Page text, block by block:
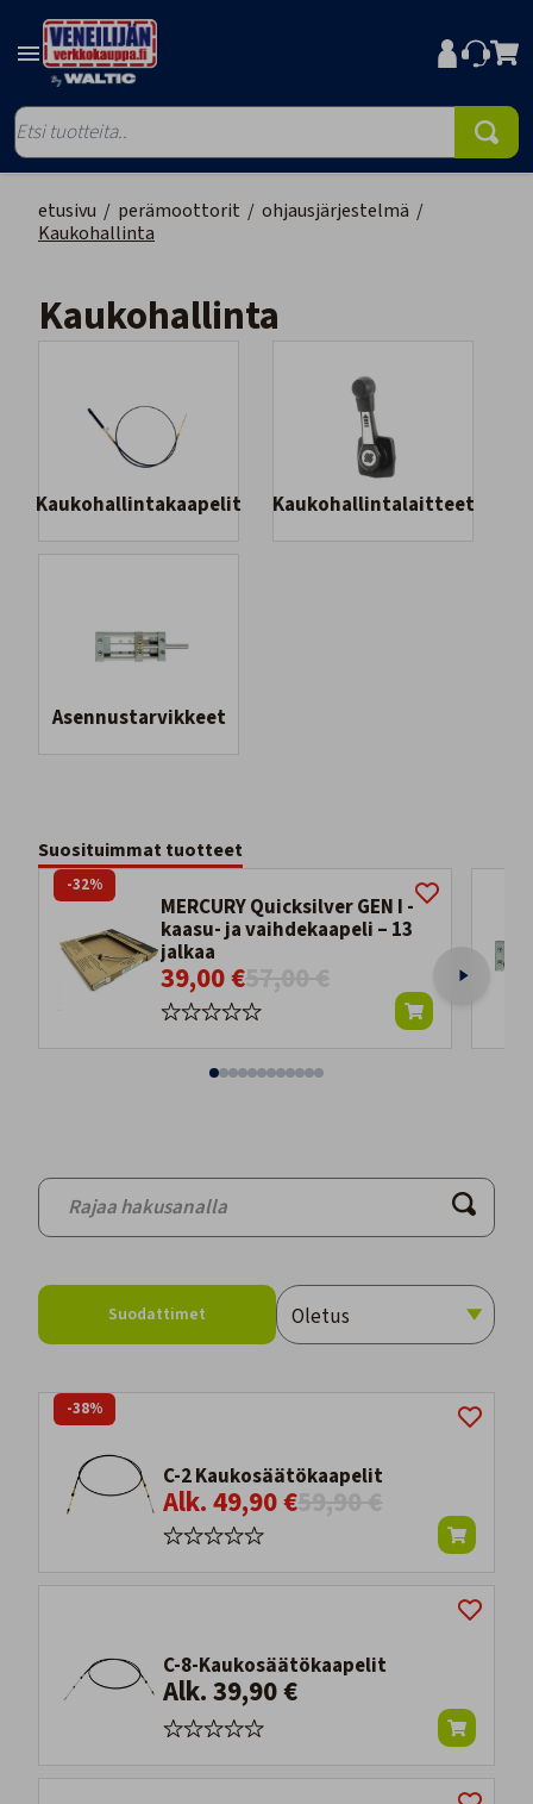
etusivu / perämoottorit / ohjausjärjestelmä /
Kaukohallinta
Kaukohallinta
Kaukohallintakaapelit Kaukohallintalaitteet
Asennustarvikkeet
Suosituimmat tuotteet
MERCURY Quicksilver GEN I -
kaasu- ja vaihdekaapeli – 13
jalkaa
39,00 €57,00 €
-32%
Suodattimet
C-2 Kaukosäätökaapelit
Alk. 49,90 €
-38%
C-8-Kaukosäätökaapelit
Alk. 39,90 €